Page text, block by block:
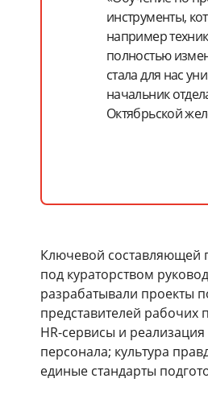
инструменты,
например
полностью
стала для нас
начальник
Октябрьской
Ключевой составляющей
под кураторством
разрабатывали проекты
представителей
HR-сервисы и
персонала; культура
единые стандарты